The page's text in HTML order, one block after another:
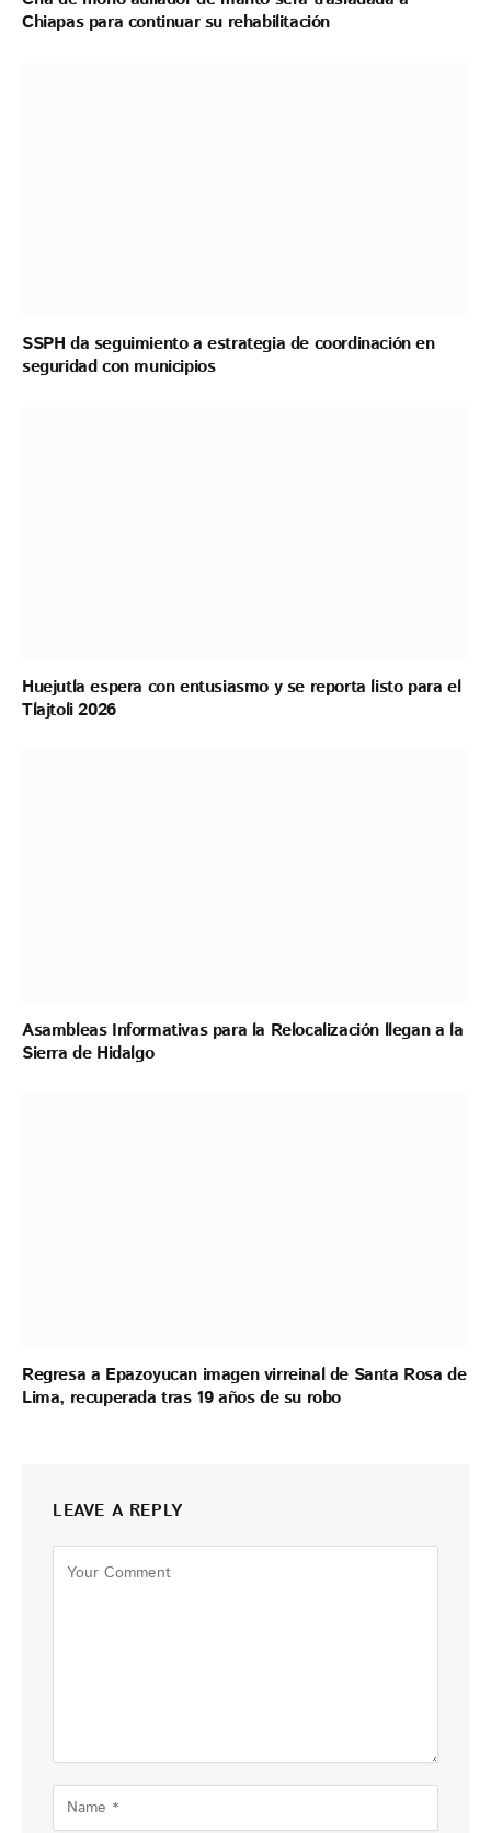
Chiapas para continuar su rehabilitación
SSPH da seguimiento a estrategia de coordinación en
seguridad con municipios
Huejutla espera con entusiasmo y se reporta listo para el
Tlajtoli 2026
Asambleas Informativas para la Relocalización llegan a la
Sierra de Hidalgo
Regresa a Epazoyucan imagen virreinal de Santa Rosa de
Lima, recuperada tras 19 años de su robo
LEAVE A REPLY